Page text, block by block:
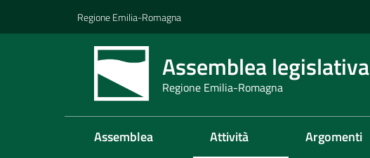
Regione Emilia-Romagna
Assemblea legislativa
Regione Emilia-Romagna
Assemblea Attività Argomenti